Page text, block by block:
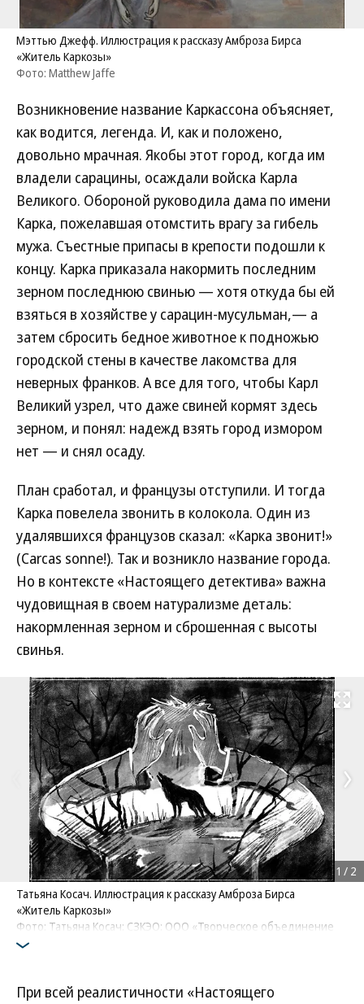
Мэттью Джефф. Иллюстрация к рассказу Амброза Бирса
«Житель Каркозы»
Фото: Matthew Jaffe
Возникновение название Каркассона объясняет,
как водится, легенда. И, как и положено,
довольно мрачная. Якобы этот город, когда им
владели сарацины, осаждали войска Карла
Великого. Обороной руководила дама по имени
Карка, пожелавшая отомстить врагу за гибель
мужа. Съестные припасы в крепости подошли к
концу. Карка приказала накормить последним
зерном последнюю свинью — хотя откуда бы ей
взяться в хозяйстве у сарацин-мусульман,— а
затем сбросить бедное животное к подножью
городской стены в качестве лакомства для
неверных франков. А все для того, чтобы Карл
Великий узрел, что даже свиней кормят здесь
зерном, и понял: надежд взять город измором
нет — и снял осаду.
План сработал, и французы отступили. И тогда
Карка повелела звонить в колокола. Один из
удалявшихся французов сказал: «Карка звонит!»
(Carcas sonne!). Так и возникло название города.
Но в контексте «Настоящего детектива» важна
чудовищная в своем натурализме деталь:
накормленная зерном и сброшенная с высоты
свинья.
Развернуть
Татьяна Косач. Иллюстрация к рассказу Амброза Бирса
«Житель Каркозы»
Фото: Татьяна Косач; СЗКЭО; ООО «Творческое объединение
„Алькор“»
1 / 2
При всей реалистичности «Настоящего